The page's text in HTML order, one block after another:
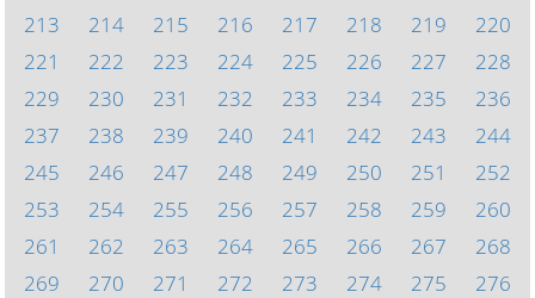
213
214 215 216 217 218 219
220
221
222 223 224 225 226 227
228
229
230 231 232 233 234 235
236
237
238 239 240 241 242 243
244
245
246 247 248 249 250 251
252
253
254 255 256 257 258 259
260
261
262 263 264 265 266 267
268
269
270 271 272 273 274 275
276